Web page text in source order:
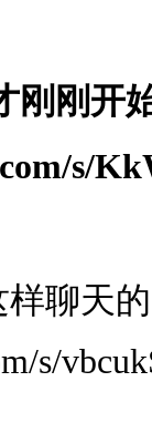
刚刚开
s/
样聊天
s/